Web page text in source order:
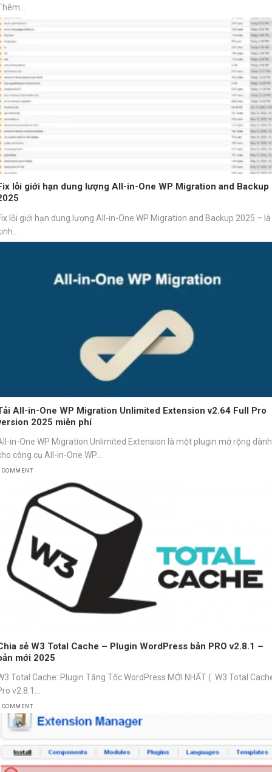
lỗi giới hạn dung lượng All-in-One WP Migration and Backup
lỗi giới hạn dung lượng All-in-One WP Migration and Backup 2025 – là
All-in-One WP Migration Unlimited Extension v2.64 Full Pro
2025 miễn phí
in-One WP Migration Unlimited Extension là một plugin mở rộng dành
công cụ All-in-One WP...
COMMENT
sẻ W3 Total Cache – Plugin WordPress bản PRO v2.8.1 –
mới 2025
Total Cache: Plugin Tăng Tốc WordPress MỚI NHẤT ( W3 Total
v2.8.1...
COMMENT